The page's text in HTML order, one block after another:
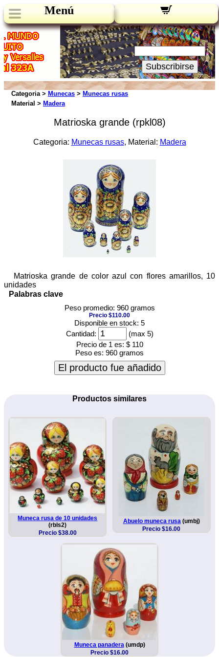
Menú
Novedades:
Su Email:
Subscribirse
Categoria > Munecas > Munecas rusas
Material > Madera
Matrioska grande (rpkl08)
Categoria: Munecas rusas, Material: Madera
Matrioska grande de color azul con flores amarillos, 10
unidades
Palabras clave
Peso promedio: 960 gramos
Precio $110.00
Disponible en stock: 5
Cantidad:
(max 5)
Precio de 1 es: $ 110
Peso es: 960 gramos
El producto fue añadido
Productos similares
Muneca rusa de 10 unidades
(rbls2)
Precio $38.00
Abuelo muneca rusa (umbj)
Precio $16.00
Muneca panadera(umdp)
Precio $16.00